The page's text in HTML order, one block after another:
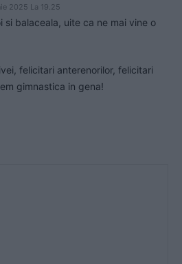
2025 La 19.25
si balaceala, uite ca ne mai vine o
felicitari anterenorilor, felicitari
gimnastica in gena!